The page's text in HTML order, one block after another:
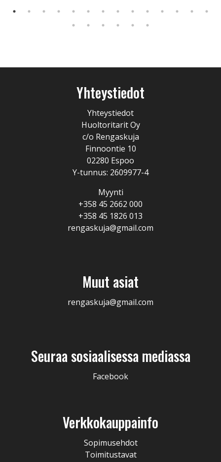
Yhteystiedot
Yhteystiedot
Huoltoritarit Oy
c/o Rengaskuja
Finnoontie 10
02280 Espoo
Y-tunnus: 2609977-4
Myynti
+358 45 2662 000
+358 45 1826 013
rengaskuja@gmail.com
Muut asiat
rengaskuja@gmail.com
Seuraa sosiaalisessa mediassa
Facebook
Verkkokauppainfo
Sopimusehdot
Toimitustavat